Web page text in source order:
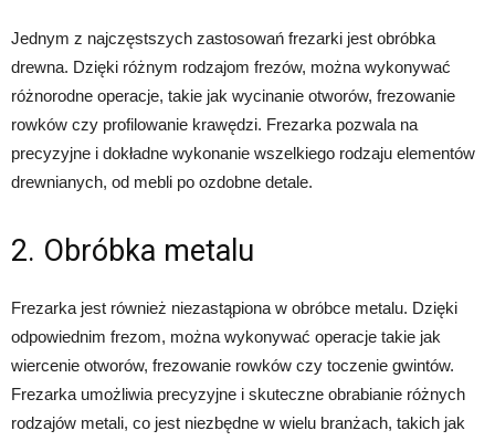
Jednym z najczęstszych zastosowań frezarki jest obróbka
drewna. Dzięki różnym rodzajom frezów, można wykonywać
różnorodne operacje, takie jak wycinanie otworów, frezowanie
rowków czy profilowanie krawędzi. Frezarka pozwala na
precyzyjne i dokładne wykonanie wszelkiego rodzaju elementów
drewnianych, od mebli po ozdobne detale.
2. Obróbka metalu
Frezarka jest również niezastąpiona w obróbce metalu. Dzięki
odpowiednim frezom, można wykonywać operacje takie jak
wiercenie otworów, frezowanie rowków czy toczenie gwintów.
Frezarka umożliwia precyzyjne i skuteczne obrabianie różnych
rodzajów metali, co jest niezbędne w wielu branżach, takich jak